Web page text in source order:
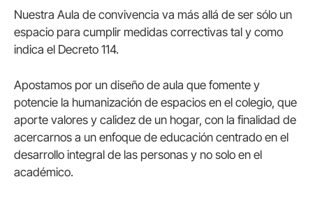
Nuestra Aula de convivencia va más allá de ser sólo un
espacio para cumplir medidas correctivas tal y como
indica el Decreto 114.
Apostamos por un diseño de aula que fomente y
potencie la humanización de espacios en el colegio, que
aporte valores y calidez de un hogar, con la finalidad de
acercarnos a un enfoque de educación centrado en el
desarrollo integral de las personas y no solo en el
académico.